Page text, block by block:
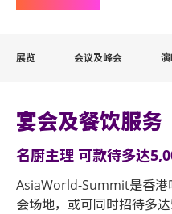
展览 会议及峰会
宴会及餐饮服务
名厨主理 可款待多达
AsiaWorld-Summit是香港
会场地，或可同时招待多